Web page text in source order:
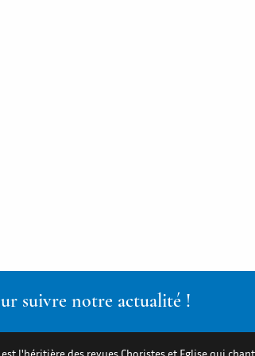
suivre notre actualité !